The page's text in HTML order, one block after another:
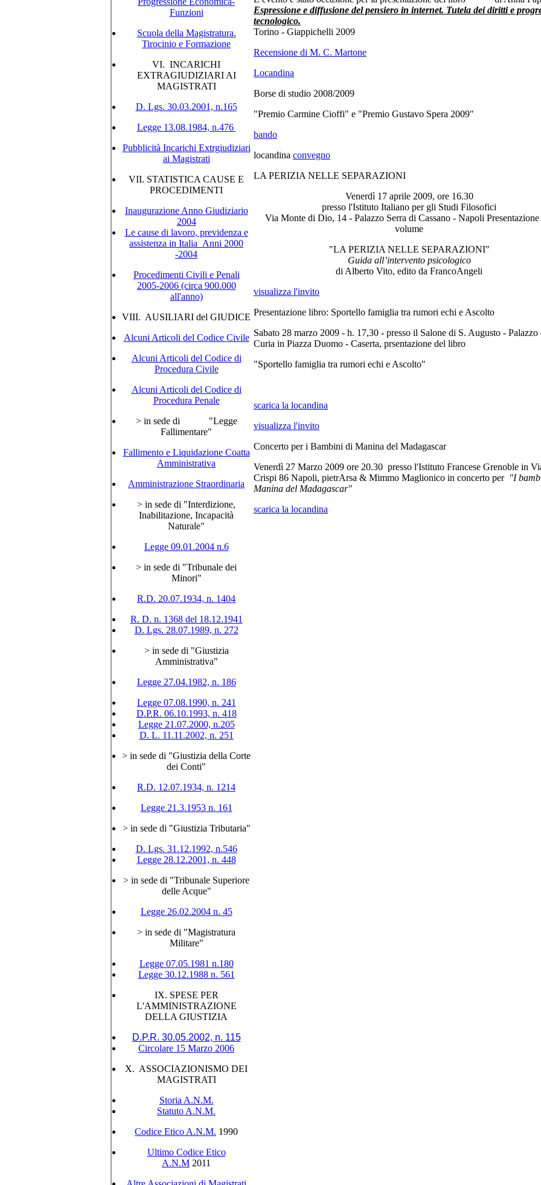
Funzioni
Scuola della Magistratura.
Tirocinio e Formazione
VI. INCARICHI
EXTRAGIUDIZIARI AI
MAGISTRATI
D. Lgs. 30.03.2001, n.165
Legge 13.08.1984, n.476
Pubblicità Incarichi Extrgiudiziari
ai Magistrati
VII. STATISTICA CAUSE E
PROCEDIMENTI
Inaugurazione Anno Giudiziario
2004
Le cause di lavoro, previdenza e
assistenza in Italia_Anni 2000
-2004
Procedimenti Civili e Penali
2005-2006 (circa 900.000
all'anno)
VIII. AUSILIARI del GIUDICE
Alcuni Articoli del Codice Civile
Alcuni Articoli del Codice di
Procedura Civile
Alcuni Articoli del Codice di
Procedura Penale
> in sede di "Legge
Fallimentare"
Fallimento e Liquidazione Coatta
Amministrativa
Amministrazione Straordinaria
> in sede di "Interdizione,
Inabilitazione, Incapacità
Naturale"
Legge 09.01.2004 n.6
> in sede di "Tribunale dei
Minori"
R.D. 20.07.1934, n. 1404
R. D. n. 1368 del 18.12.1941
D. Lgs. 28.07.1989, n. 272
> in sede di "Giustizia
Amministrativa"
Legge 27.04.1982, n. 186
Legge 07.08.1990, n. 241
D.P.R. 06.10.1993, n. 418
Legge 21.07.2000, n.205
D. L. 11.11.2002, n. 251
> in sede di "Giustizia della Corte
dei Conti"
R.D. 12.07.1934, n. 1214
Legge 21.3.1953 n. 161
> in sede di "Giustizia Tributaria"
D. Lgs. 31.12.1992, n.546
Legge 28.12.2001, n. 448
> in sede di "Tribunale Superiore
delle Acque"
Legge 26.02.2004 n. 45
> in sede di "Magistratura
Militare"
Legge 07.05.1981 n.180
Legge 30.12.1988 n. 561
IX. SPESE PER
L'AMMINISTRAZIONE
DELLA GIUSTIZIA
D.P.R. 30.05.2002, n. 115
Circolare 15 Marzo 2006
X. ASSOCIAZIONISMO DEI
MAGISTRATI
Storia A.N.M.
Statuto A.N.M.
Codice Etico A.N.M. 1990
Ultimo Codice Etico
A.N.M 2011
Espressione e diffusione del pensiero in internet. Tutela dei diritti e
tecnologico.
Torino - Giappichelli 2009
Recensione di M. C. Martone
Locandina
Borse di studio 2008/2009
"Premio Carmine Cioffi" e "Premio Gustavo Spera 2009"
bando
locandina convegno
LA PERIZIA NELLE SEPARAZIONI
Venerdì 17 aprile 2009, ore 16.30
presso l'Istituto Italiano per gli Studi Filosofici
Via Monte di Dio, 14 - Palazzo Serra di Cassano - Napoli Presentazione
volume
"LA PERIZIA NELLE SEPARAZIONI"
Guida all’intervento psicologico
di Alberto Vito, edito da FrancoAngeli
visualizza l'invito
Presentazione libro: Sportello famiglia tra rumori echi e Ascolto
Sabato 28 marzo 2009 - h. 17,30 - presso il Salone di S. Augusto - Palazzo
Curia in Piazza Duomo - Caserta, prsentazione del libro
"Sportello famiglia tra rumori echi e Ascolto"
scarica la locandina
visualizza l'invito
Concerto per i Bambini di Manina del Madagascar
Venerdì 27 Marzo 2009 ore 20.30 presso l'Istituto Francese Grenoble in
Crispi 86 Napoli, pietrArsa & Mimmo Maglionico in concerto per "I
Manina del Madagascar"
scarica la locandina